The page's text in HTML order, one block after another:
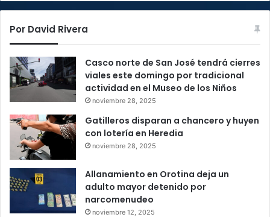
Por David Rivera
Casco norte de San José tendrá cierres
viales este domingo por tradicional
actividad en el Museo de los Niños
noviembre 28, 2025
Gatilleros disparan a chancero y huyen
con lotería en Heredia
noviembre 28, 2025
Allanamiento en Orotina deja un
adulto mayor detenido por
narcomenudeo
noviembre 12, 2025